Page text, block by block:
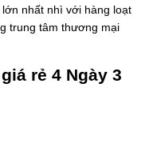
nhất nhì với hàng loạt
trung tâm thương mại
rẻ 4 Ngày 3